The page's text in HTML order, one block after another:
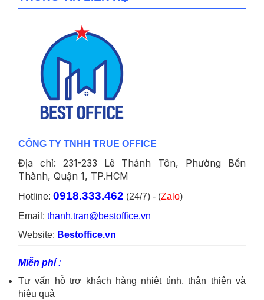
CÔNG TY TNHH TRUE OFFICE
Địa chỉ: 231-233 Lê Thánh Tôn, Phường Bến
Thành, Quận 1, TP.HCM
Hotline: 0918.333.462 (24/7) - (Zalo)
Email: thanh.tran@bestoffice.vn
Website: Bestoffice.vn
Miễn phí:
Tư vấn hỗ trợ khách hàng nhiệt tình, thân thiện và
hiệu quả